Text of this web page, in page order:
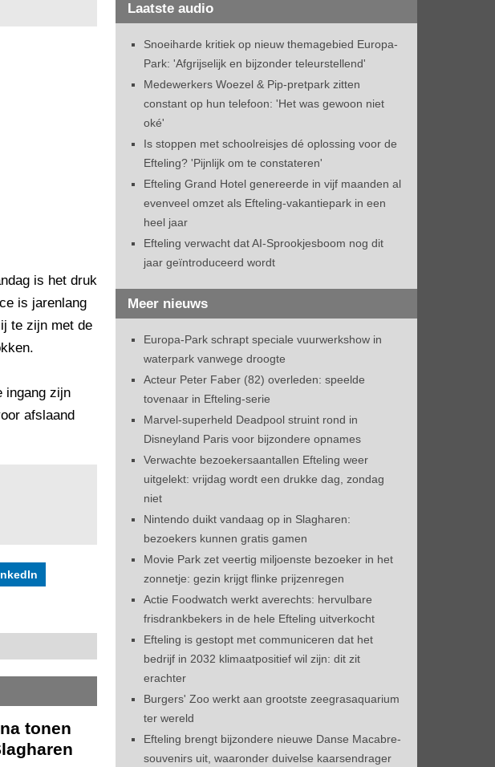
is het druk
is jarenlang
te zijn met de
ingang zijn
afslaand
tonen
Laatste audio
Snoeiharde kritiek op nieuw themagebied Europa-
Park: 'Afgrijselijk en bijzonder teleurstellend'
Medewerkers Woezel & Pip-pretpark zitten
constant op hun telefoon: 'Het was gewoon niet
oké'
Is stoppen met schoolreisjes dé oplossing voor de
Efteling? 'Pijnlijk om te constateren'
Efteling Grand Hotel genereerde in vijf maanden al
evenveel omzet als Efteling-vakantiepark in een
heel jaar
Efteling verwacht dat AI-Sprookjesboom nog dit
jaar geïntroduceerd wordt
Meer nieuws
Europa-Park schrapt speciale vuurwerkshow in
waterpark vanwege droogte
Acteur Peter Faber (82) overleden: speelde
tovenaar in Efteling-serie
Marvel-superheld Deadpool struint rond in
Disneyland Paris voor bijzondere opnames
Verwachte bezoekersaantallen Efteling weer
uitgelekt: vrijdag wordt een drukke dag, zondag
niet
Nintendo duikt vandaag op in Slagharen:
bezoekers kunnen gratis gamen
Movie Park zet veertig miljoenste bezoeker in het
zonnetje: gezin krijgt flinke prijzenregen
Actie Foodwatch werkt averechts: hervulbare
frisdrankbekers in de hele Efteling uitverkocht
Efteling is gestopt met communiceren dat het
bedrijf in 2032 klimaatpositief wil zijn: dit zit
erachter
Burgers' Zoo werkt aan grootste zeegrasaquarium
ter wereld
Efteling brengt bijzondere nieuwe Danse Macabre-
souvenirs uit, waaronder duivelse kaarsendrager